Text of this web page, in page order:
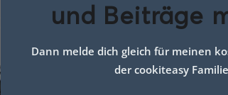
überbackene
und Beiträge
Dann melde dich gleich für meinen
der cookiteasy